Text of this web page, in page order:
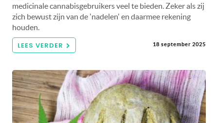
medicinale cannabisgebruikers veel te bieden. Zeker als zij
zich bewust zijn van de 'nadelen' en daarmee rekening
houden.
LEES VERDER 18 september 2025